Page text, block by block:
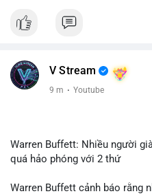
V Stream
9 m · Youtube
Warren Buffett: Nhiều người
quá hảo phóng với 2 thứ
Warren Buffett cảnh báo rằng